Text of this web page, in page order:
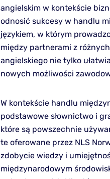
angielskim w kontekście
odnosić sukcesy w handlu
językiem, w którym
między partnerami z
angielskiego nie tylko
nowych możliwości
W kontekście handlu
podstawowe słownictwo i
które są powszechnie
te oferowane przez NLS
zdobycie wiedzy i
międzynarodowym